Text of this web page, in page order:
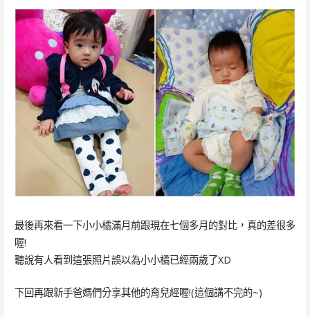
最後再來看一下小小橘滿月前跟現在七個多月的對比，真的差很多
喔!
聽說有人看到這張照片誤以為小小橘已經兩歲了XD
下回再跟新手爸媽們分享其他的育兒經喔!(這個講不完的~)